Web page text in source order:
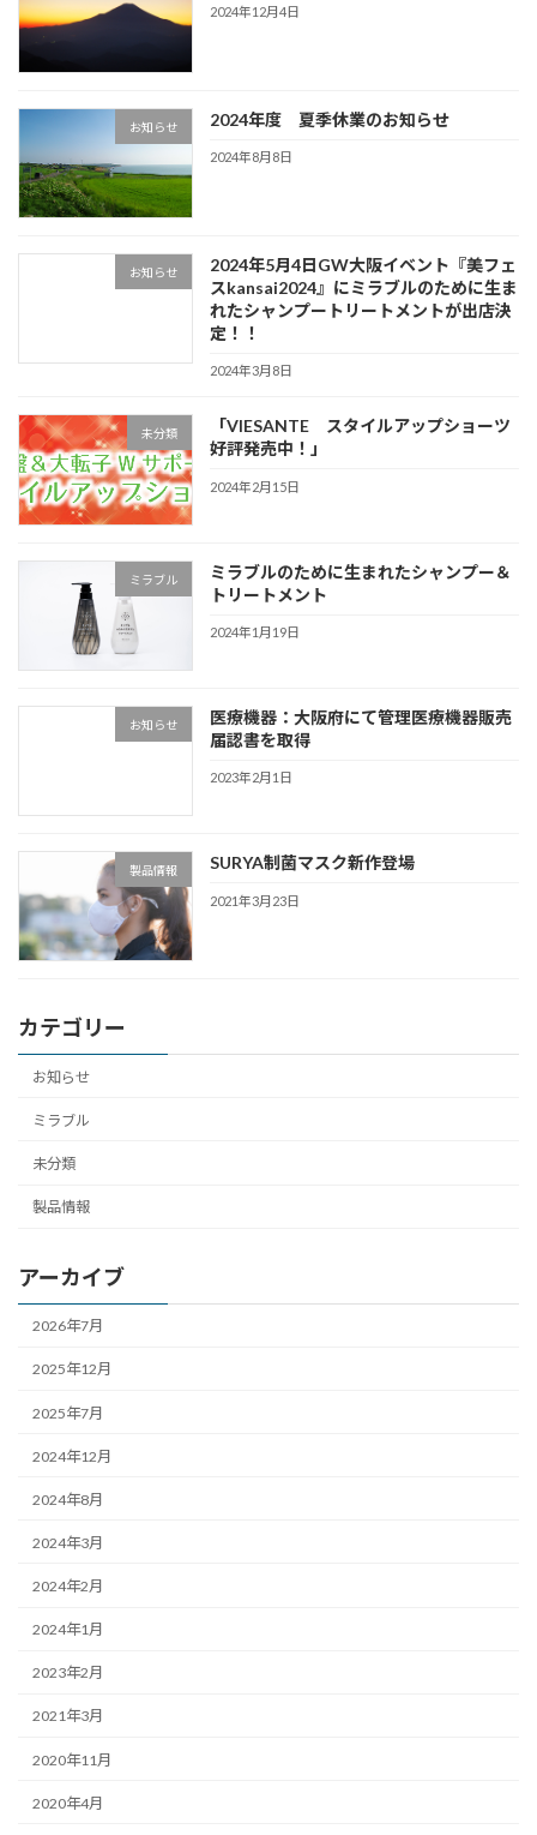
2024年12月4日
お知らせ 2024年度 夏季休業のお知らせ
2024年8月8日
お知らせ
2024年5月4日GW大阪イベント『美フェ
スkansai2024』にミラブルのために生ま
れたシャンプートリートメントが出店決
定！！
2024年3月8日
未分類
「VIESANTE スタイルアップショーツ
好評発売中！」
2024年2月15日
ミラブル
ミラブルのために生まれたシャンプー＆
トリートメント
2024年1月19日
お知らせ
医療機器：大阪府にて管理医療機器販売
届認書を取得
2023年2月1日
製品情報 SURYA制菌マスク新作登場
2021年3月23日
カテゴリー
お知らせ
ミラブル
未分類
製品情報
アーカイブ
2026年7月
2025年12月
2025年7月
2024年12月
2024年8月
2024年3月
2024年2月
2024年1月
2023年2月
2021年3月
2020年11月
2020年4月